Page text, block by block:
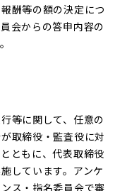
酬等の額の決定につ
会からの答申内容の
等に関して、任意の
取締役・監査役に対
ともに、代表取締役
しています。アンケ
ス・指名委員会で審